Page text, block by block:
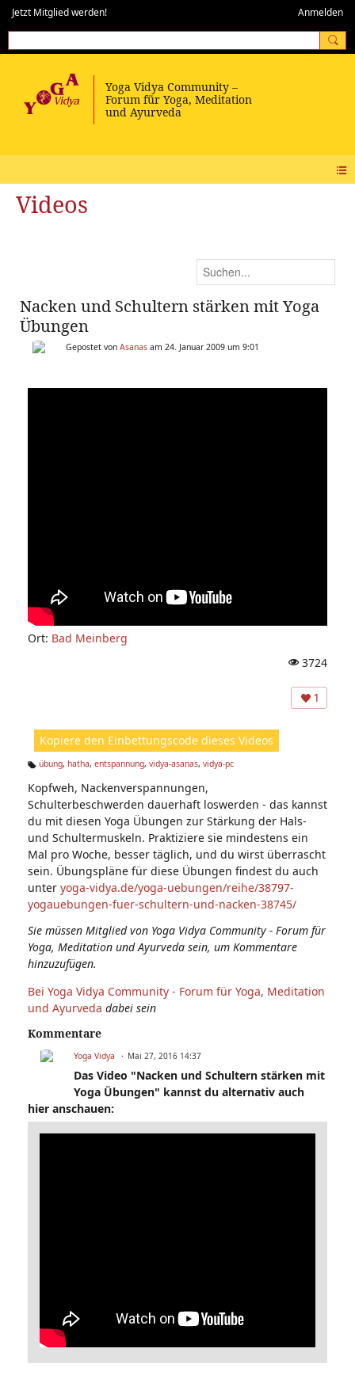
Jetzt Mitglied werden! Anmelden
Videos
Nacken und Schultern stärken mit Yoga
Übungen
Gepostet von Asanas am 24. Januar 2009 um 9:01
Ort: Bad Meinberg
ic
3724
1
Kopiere den Einbettungscode dieses Videos
g
s:
übung, hatha, entspannung, vidya-asanas, vidya-pc
Kopfweh, Nackenverspannungen,
Schulterbeschwerden dauerhaft loswerden - das kannst
du mit diesen Yoga Übungen zur Stärkung der Hals-
und Schultermuskeln. Praktiziere sie mindestens ein
Mal pro Woche, besser täglich, und du wirst überrascht
sein. Übungspläne für diese Übungen findest du auch
unter yoga-vidya.de/yoga-uebungen/reihe/38797-
yogauebungen-fuer-schultern-und-nacken-38745/
Sie müssen Mitglied von Yoga Vidya Community - Forum für
Yoga, Meditation und Ayurveda sein, um Kommentare
hinzuzufügen.
Bei Yoga Vidya Community - Forum für Yoga, Meditation
und Ayurveda dabei sein
Kommentare
Yoga Vidya Mai 27, 2016 14:37
Das Video "Nacken und Schultern stärken mit
Yoga Übungen" kannst du alternativ auch
hier anschauen: